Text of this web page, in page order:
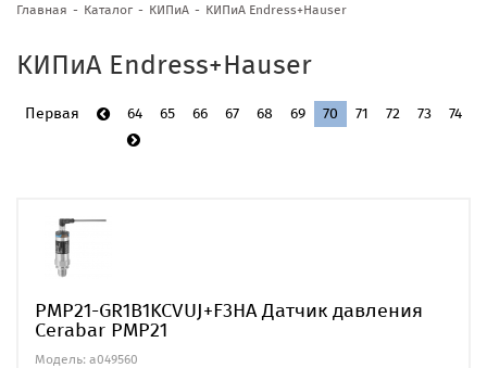
Главная Каталог КИПиА КИПиА Endress+Hauser
КИПиА Endress+Hauser
Первая 64 65 66 67 68 69 70 71 72 73 74
PMP21-GR1B1KCVUJ+F3HA Датчик давления
Cerabar PMP21
Модель: a049560